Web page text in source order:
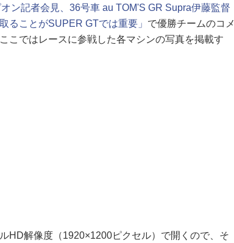
ン記者会見、36号車 au TOM'S GR Supra伊藤監督
ることがSUPER GTでは重要」 で優勝チームのコメ
こではレースに参戦した各マシンの写真を掲載す
HD解像度（1920×1200ピクセル）で開くので、そ